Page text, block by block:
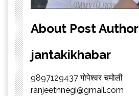
About Post Author
jantakikhabar
9897129437 गोपेश्वर चमोली
ranjeetnnegi@gmail.com